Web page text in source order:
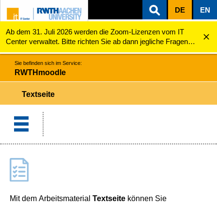
ZUM INHALTSBEREICH
ZUR HAUPTNAVIGATION
ZUR SUCHE
DE EN
Ab dem 31. Juli 2026 werden die Zoom-Lizenzen vom IT
Center verwaltet. Bitte richten Sie ab dann jegliche Fragen
zu den Zoom-Lizenzen (z.B. Probleme mit dem Login) an
servicedesk@itc.rwth-aachen.de.
RWTHmoodle Textseite
Sie befinden sich im Service:
RWTHmoodle
Textseite
Mit dem Arbeitsmaterial Textseite können Sie